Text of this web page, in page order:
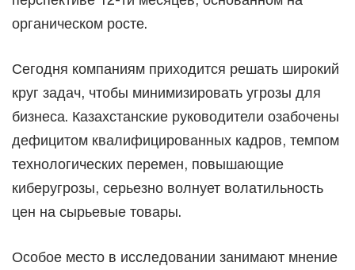
органическом росте.
Сегодня компаниям приходится решать широкий
круг задач, чтобы минимизировать угрозы для
бизнеса. Казахстанские руководители озабочены
дефицитом квалифицированных кадров, темпом
технологических перемен, повышающие
киберугрозы, серьезно волнует волатильность
цен на сырьевые товары.
Особое место в исследовании занимают мнение